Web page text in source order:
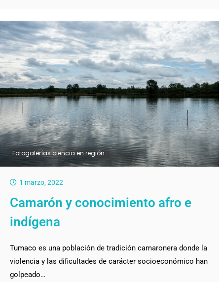
Fotogalerías ciencia en región
1 marzo, 2022
Camarón y conocimiento afro e
indígena
Tumaco es una población de tradición camaronera donde la
violencia y las dificultades de carácter socioeconómico han
golpeado…